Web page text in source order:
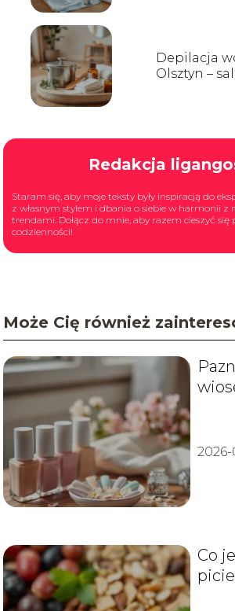
Depilacja
Olsztyn –
Redakcja
Staram się, aby moje teksty były inspiracją do
z własnym stylem i dbania o siebie w harmonii z
trendami. Dołącz do mnie, aby razem cieszyć się
codzienności!
Może Cię również
2026-
Co